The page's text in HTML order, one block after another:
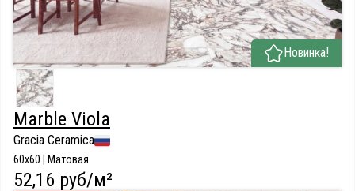
Новинка!
Marble Viola
Gracia Ceramica
60x60 | Матовая
52,16 руб/м²